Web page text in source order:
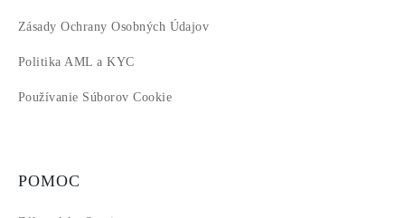
Zásady Ochrany Osobných Údajov
Politika AML a KYC
Používanie Súborov Cookie
POMOC